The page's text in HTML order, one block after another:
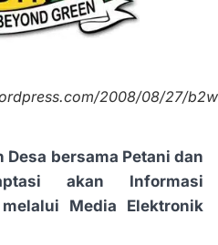
2008/08/27/
Desa bersama Petani dan
akan Informasi
Media Elektronik